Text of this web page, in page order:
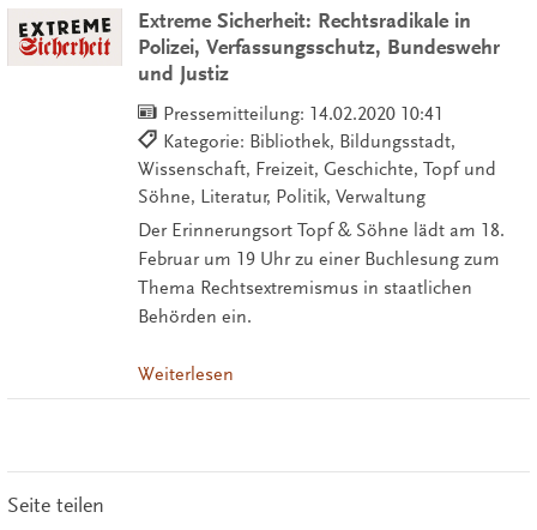
Extreme Sicherheit: Rechtsradikale in
Polizei, Verfassungsschutz, Bundeswehr
und Justiz
Pressemitteilung: 14.02.2020 10:41
Kategorie: Bibliothek, Bildungsstadt,
Wissenschaft, Freizeit, Geschichte, Topf und
Söhne, Literatur, Politik, Verwaltung
Der Erinnerungsort Topf & Söhne lädt am 18.
Februar um 19 Uhr zu einer Buchlesung zum
Thema Rechtsextremismus in staatlichen
Behörden ein.
Weiterlesen
Seite teilen